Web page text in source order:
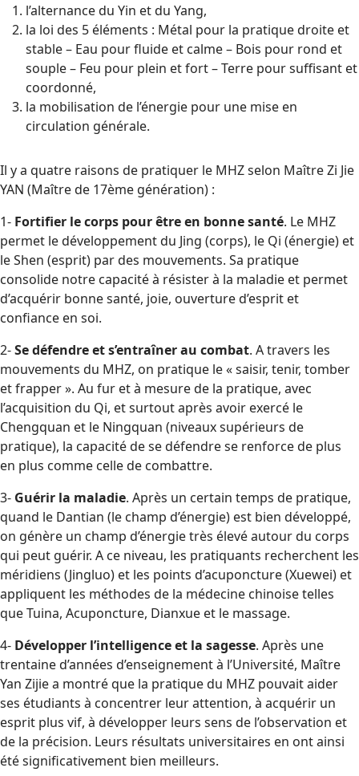
l’alternance du Yin et du Yang,
la loi des 5 éléments : Métal pour la pratique droite et
stable – Eau pour fluide et calme – Bois pour rond et
souple – Feu pour plein et fort – Terre pour suffisant et
coordonné,
la mobilisation de l’énergie pour une mise en
circulation générale.
Il y a quatre raisons de pratiquer le MHZ selon Maître Zi Jie
YAN (Maître de 17ème génération) :
1- Fortifier le corps pour être en bonne santé. Le MHZ
permet le développement du Jing (corps), le Qi (énergie) et
le Shen (esprit) par des mouvements. Sa pratique
consolide notre capacité à résister à la maladie et permet
d’acquérir bonne santé, joie, ouverture d’esprit et
confiance en soi.
2-Se défendre et s’entraîner au combat. A travers les
mouvements du MHZ, on pratique le « saisir, tenir, tomber
et frapper ». Au fur et à mesure de la pratique, avec
l’acquisition du Qi, et surtout après avoir exercé le
Chengquan et le Ningquan (niveaux supérieurs de
pratique), la capacité de se défendre se renforce de plus
en plus comme celle de combattre.
3- Guérir la maladie. Après un certain temps de pratique,
quand le Dantian (le champ d’énergie) est bien développé,
on génère un champ d’énergie très élevé autour du corps
qui peut guérir. A ce niveau, les pratiquants recherchent les
méridiens (Jingluo) et les points d’acuponcture (Xuewei) et
appliquent les méthodes de la médecine chinoise telles
que Tuina, Acuponcture, Dianxue et le massage.
4- Développer l’intelligence et la sagesse. Après une
trentaine d’années d’enseignement à l’Université, Maître
Yan Zijie a montré que la pratique du MHZ pouvait aider
ses étudiants à concentrer leur attention, à acquérir un
esprit plus vif, à développer leurs sens de l’observation et
de la précision. Leurs résultats universitaires en ont ainsi
été significativement bien meilleurs.